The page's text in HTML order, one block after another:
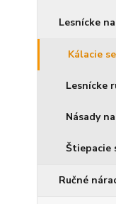
Lesnícke
Kálacie
Lesnícke
Násady
Štiepacie
Ručné